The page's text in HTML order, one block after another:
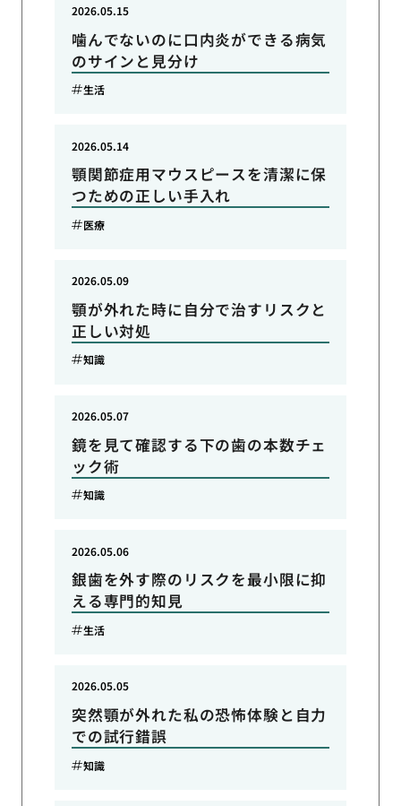
噛んでないのに口内炎ができる病気
のサインと見分け
2026.05.15
生活
顎関節症用マウスピースを清潔に保
つための正しい手入れ
2026.05.14
医療
顎が外れた時に自分で治すリスクと
正しい対処
2026.05.09
知識
鏡を見て確認する下の歯の本数チェ
ック術
2026.05.07
知識
銀歯を外す際のリスクを最小限に抑
える専門的知見
2026.05.06
生活
突然顎が外れた私の恐怖体験と自力
での試行錯誤
2026.05.05
知識